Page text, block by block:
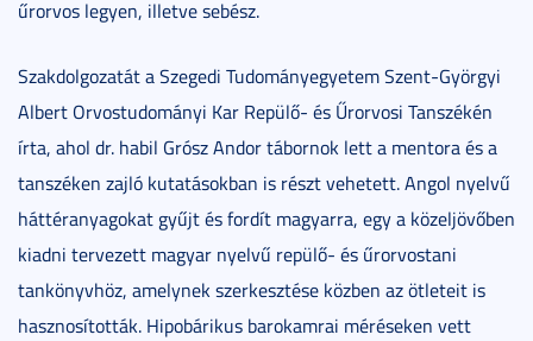
űrorvos legyen, illetve sebész.
Szakdolgozatát a Szegedi Tudományegyetem Szent-Györgyi
Albert Orvostudományi Kar Repülő- és Űrorvosi Tanszékén
írta, ahol dr. habil Grósz Andor tábornok lett a mentora és a
tanszéken zajló kutatásokban is részt vehetett. Angol nyelvű
háttéranyagokat gyűjt és fordít magyarra, egy a közeljövőben
kiadni tervezett magyar nyelvű repülő- és űrorvostani
tankönyvhöz, amelynek szerkesztése közben az ötleteit is
hasznosították. Hipobárikus barokamrai méréseken vett